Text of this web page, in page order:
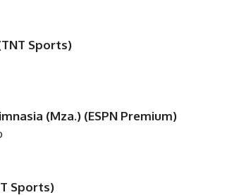
Sports)
(Mza.) (ESPN Premium)
Sports)